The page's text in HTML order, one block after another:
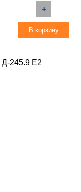
+
Д-245.9 E2